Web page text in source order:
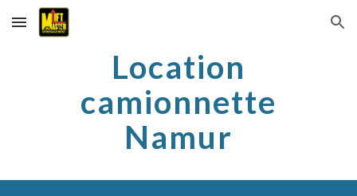
Skip to main content Skip to navigation
Location
camionnette
Namur